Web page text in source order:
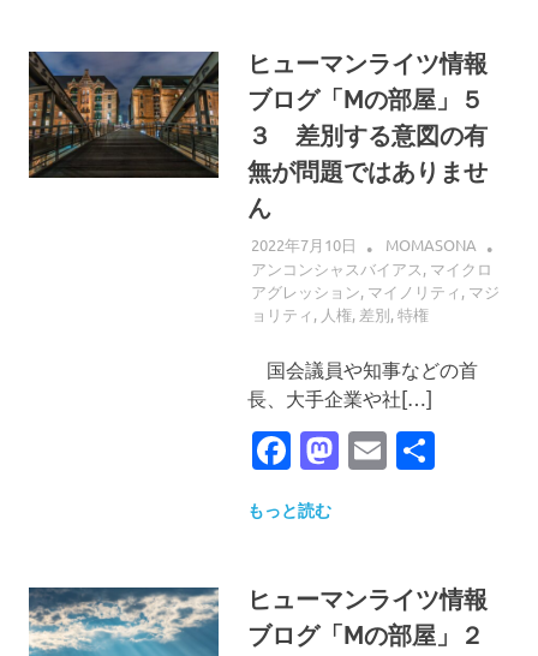
ヒューマンライツ情報
ブログ「Mの部屋」５
３ 差別する意図の有
無が問題ではありませ
ん
2022年7月10日
MOMASONA
アンコンシャスバイアス, マイクロ
アグレッション, マイノリティ , マジ
ョリティ , 人権, 差別,特権
国会議員や知事などの首
長、大手企業や社[…]
Facebook
Mastodon
Email
共
もっと読む
ヒューマンライツ情報
ブログ「Mの部屋」２